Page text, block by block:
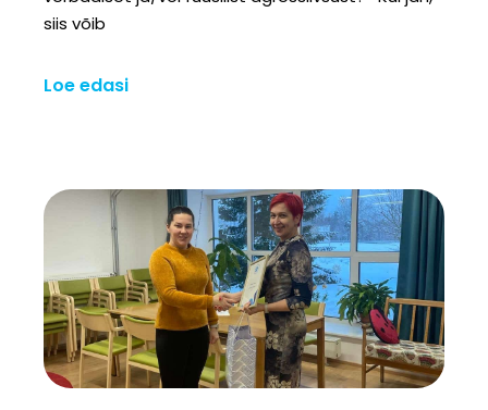
siis võib
Loe edasi